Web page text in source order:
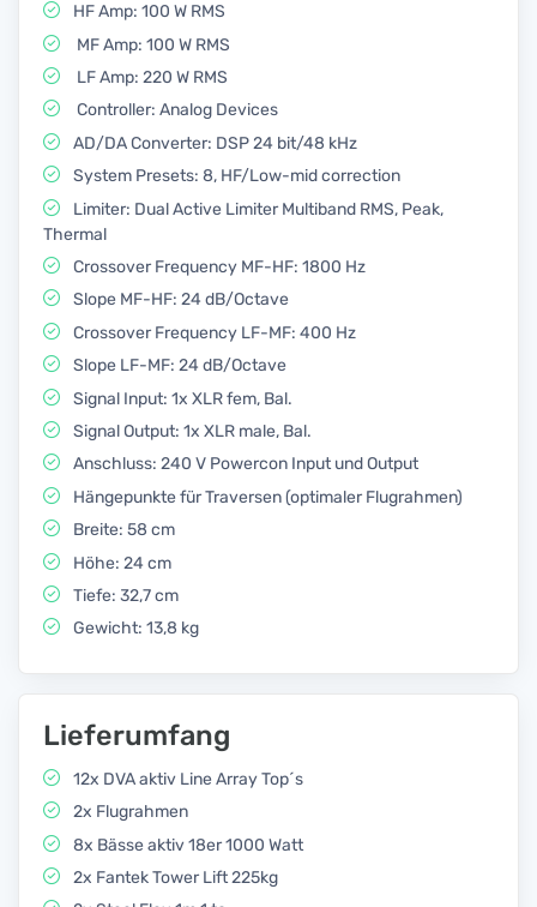
HF Amp: 100 W RMS
MF Amp: 100 W RMS
LF Amp: 220 W RMS
Controller: Analog Devices
AD/DA Converter: DSP 24 bit/48 kHz
System Presets: 8, HF/Low-mid correction
Limiter: Dual Active Limiter Multiband RMS, Peak,
Thermal
Crossover Frequency MF-HF: 1800 Hz
Slope MF-HF: 24 dB/Octave
Crossover Frequency LF-MF: 400 Hz
Slope LF-MF: 24 dB/Octave
Signal Input: 1x XLR fem, Bal.
Signal Output: 1x XLR male, Bal.
Anschluss: 240 V Powercon Input und Output
Hängepunkte für Traversen (optimaler Flugrahmen)
Breite: 58 cm
Höhe: 24 cm
Tiefe: 32,7 cm
Gewicht: 13,8 kg
Lieferumfang
12x DVA aktiv Line Array Top´s
2x Flugrahmen
8x Bässe aktiv 18er 1000 Watt
2x Fantek Tower Lift 225kg